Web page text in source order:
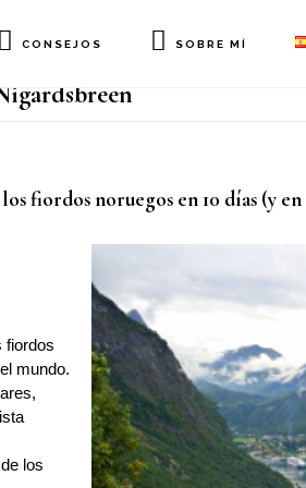
CONSEJOS SOBRE MÍ
fiordos noruegos en 10 días (y en
fiordos
mundo.
los